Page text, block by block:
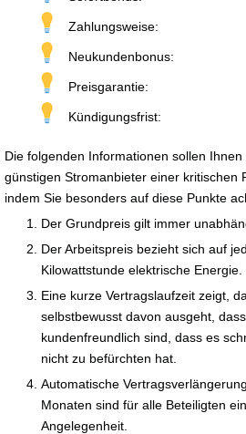
Zahlungsweise:
Neukundenbonus:
Preisgarantie:
Kündigungsfrist:
Die folgenden Informationen sollen
günstigen Stromanbieter einer kritischen
indem Sie besonders auf diese Punkte
Der Grundpreis gilt immer
Der Arbeitspreis bezieht sich auf
Kilowattstunde elektrische Energie.
Eine kurze Vertragslaufzeit zeigt,
selbstbewusst davon ausgeht,
kundenfreundlich sind, dass es
nicht zu befürchten hat.
Automatische
Monaten sind für alle Beteiligten
Angelegenheit.